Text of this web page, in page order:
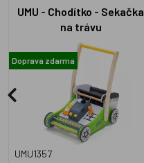
UMU - Chodítko - Sekačka
na trávu
Doprava zdarma
UMU1357